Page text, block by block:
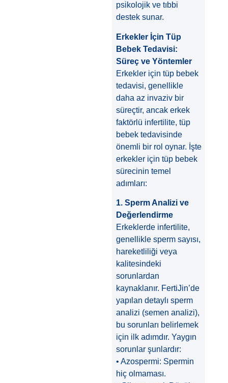
psikolojik ve tıbbi
destek sunar.
Erkekler İçin Tüp
Bebek Tedavisi:
Süreç ve Yöntemler
Erkekler için tüp bebek
tedavisi, genellikle
daha az invaziv bir
süreçtir, ancak erkek
faktörlü infertilite, tüp
bebek tedavisinde
önemli bir rol oynar. İşte
erkekler için tüp bebek
sürecinin temel
adımları:
1. Sperm Analizi ve
Değerlendirme
Erkeklerde infertilite,
genellikle sperm sayısı,
hareketliliği veya
kalitesindeki
sorunlardan
kaynaklanır. FertiJin’de
yapılan detaylı sperm
analizi (semen analizi),
bu sorunları belirlemek
için ilk adımdır. Yaygın
sorunlar şunlardır:
• Azospermi: Spermin
hiç olmaması.